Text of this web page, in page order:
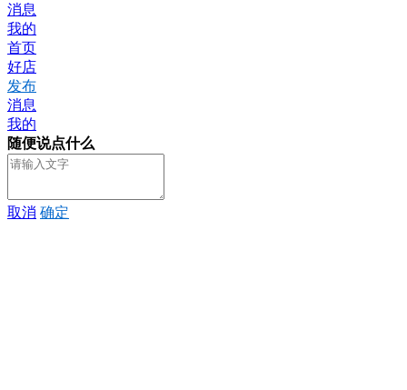
消息
我的
首页
好店
发布
消息
我的
随便说点什么
取消 确定